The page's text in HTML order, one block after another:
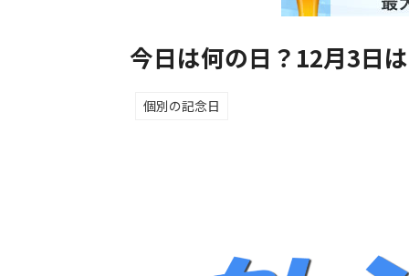
今日は何の日？12月3日
個別の記念日